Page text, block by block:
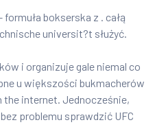
bokserska z . całą
universit?t służyć.
i organizuje gale niemal co
u większości bukmacherów
the internet. Jednocześnie,
problemu sprawdzić UFC